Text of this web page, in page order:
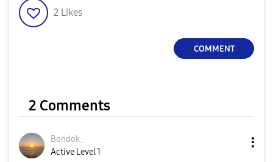
2 Likes
COMMENT
2 Comments
Bondok_
Active Level 1